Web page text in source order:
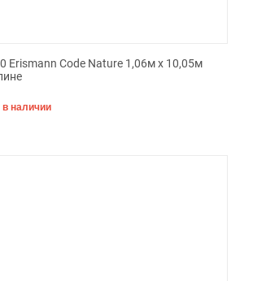
Erismann Code Nature 1,06м х 10,05м
в наличии